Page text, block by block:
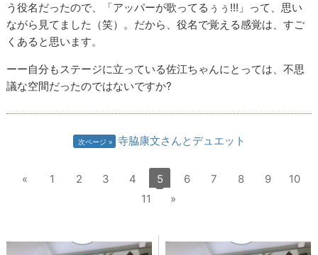
う役名だったので、「アッパーが歌ってるぅぅ!!!」って、思い
ながら見てました（笑）。だから、役名で覚える感覚は、すご
くあると思います。
ーー自分もステージに立っている佐江ちゃんにとっては、不思
議な空間だったのではないですか?
次ページ 寺脇康文さんとデュエット
« 1 2 3 4 5 6 7 8 9
10
11
»